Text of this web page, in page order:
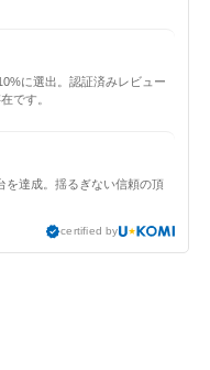
に選出。認証済みレビュー
です。
を達成。揺るぎない信頼の頂
certified by